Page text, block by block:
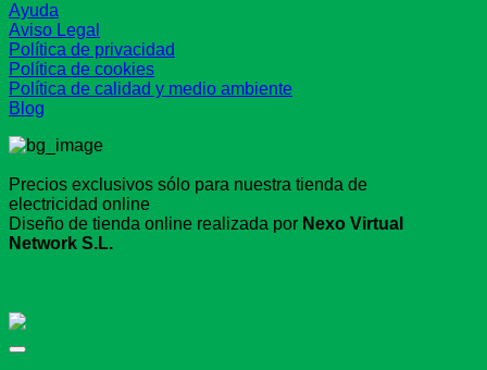
Ayuda
Aviso Legal
Política de privacidad
Política de cookies
Política de calidad y medio ambiente
Blog
Precios exclusivos sólo para nuestra tienda de
electricidad online
Diseño de tienda online realizada por Nexo Virtual
Network S.L.